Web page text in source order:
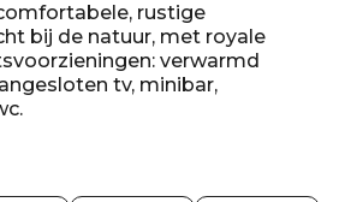
rustige
bij de natuur, met royale
verwarmd
tv, minibar,